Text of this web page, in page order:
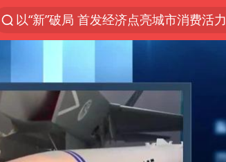
以“新”破局 首发经济点亮城市消费活力
台风白海豚进入48小时警戒线
中方回应是否在太平洋海底开采稀土
台风白海豚影响中国已成定局
佛得角门将亮相智利俱乐部主场
看守所辅警收受10万获刑1年